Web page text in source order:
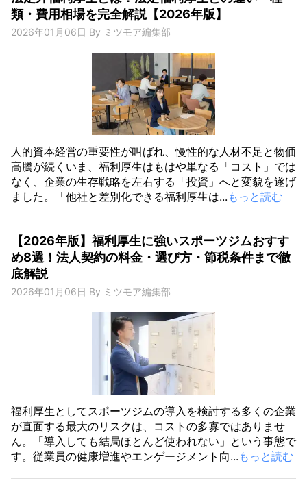
類・費用相場を完全解説【2026年版】
2026年01月06日 By ミツモア編集部
人的資本経営の重要性が叫ばれ、慢性的な人材不足と物価
高騰が続くいま、福利厚生はもはや単なる「コスト」では
なく、企業の生存戦略を左右する「投資」へと変貌を遂げ
ました。「他社と差別化できる福利厚生は... もっと読む
【2026年版】福利厚生に強いスポーツジムおすす
め8選！法人契約の料金・選び方・節税条件まで徹
底解説
2026年01月06日 By ミツモア編集部
福利厚生としてスポーツジムの導入を検討する多くの企業
が直面する最大のリスクは、コストの多寡ではありませ
ん。「導入しても結局ほとんど使われない」という事態で
す。従業員の健康増進やエンゲージメント向... もっと読む